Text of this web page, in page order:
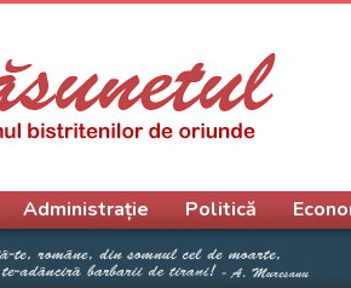
Administrație Politică